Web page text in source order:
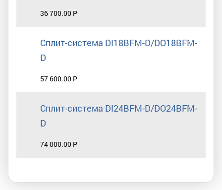
36 700.00 Р
Сплит-система DI18BFM-D/DO18BFM-
D
57 600.00 Р
Сплит-система DI24BFM-D/DO24BFM-
D
74 000.00 Р